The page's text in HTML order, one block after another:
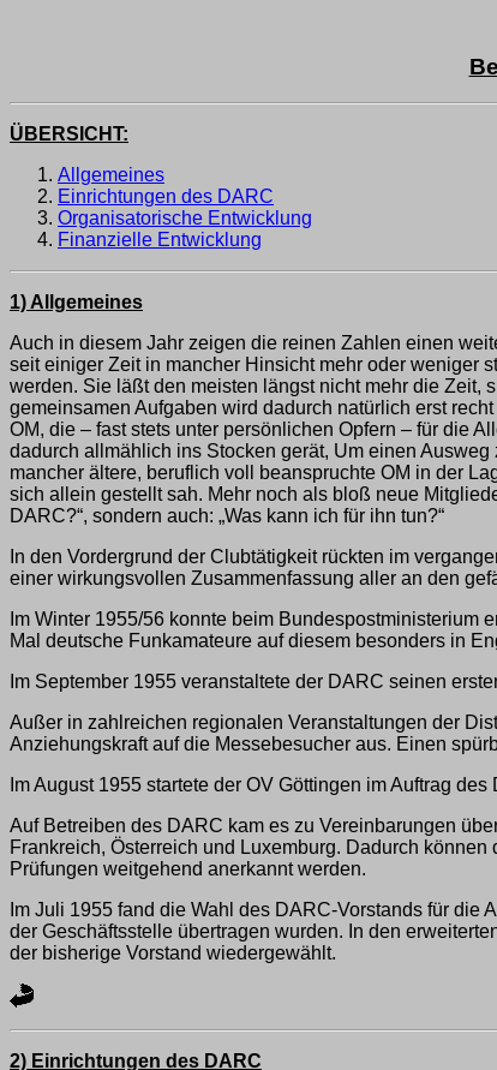
ÜBERSICHT:
Allgemeines
Einrichtungen des DARC
Organisatorische Entwicklung
Finanzielle Entwicklung
1) Allgemeines
Auch in diesem Jahr zeigen die reinen Zahlen einen
seit einiger Zeit in mancher Hinsicht mehr oder weniger
werden. Sie läßt den meisten längst nicht mehr die Zeit,
gemeinsamen Aufgaben wird dadurch natürlich erst
OM, die – fast stets unter persönlichen Opfern – für die
dadurch allmählich ins Stocken gerät, Um einen
mancher ältere, beruflich voll beanspruchte OM in der
sich allein gestellt sah. Mehr noch als bloß neue
DARC?“, sondern auch: „Was kann ich für ihn tun?“
In den Vordergrund der Clubtätigkeit rückten im
einer wirkungsvollen Zusammenfassung aller an den
Im Winter 1955/56 konnte beim
Mal deutsche Funkamateure auf diesem besonders in
Im September 1955 veranstaltete der DARC seinen
Außer in zahlreichen regionalen Veranstaltungen der
Anziehungskraft auf die Messebesucher aus. Einen
Im August 1955 startete der OV Göttingen im Auftrag
Auf Betreiben des DARC kam es zu Vereinbarungen
Frankreich, Österreich und Luxemburg. Dadurch
Prüfungen weitgehend anerkannt werden.
Im Juli 1955 fand die Wahl des DARC-Vorstands für
der Geschäftsstelle übertragen wurden. In den
der bisherige Vorstand wiedergewählt.
2) Einrichtungen des DARC